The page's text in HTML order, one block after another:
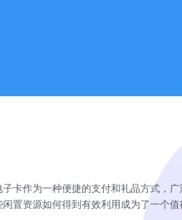
子卡作为一种便捷的支付和礼品方式，
置资源如何得到有效利用成为了一个值